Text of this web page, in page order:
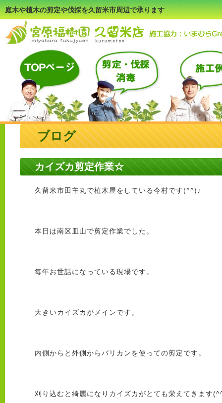
庭木や植木の剪定や伐採を久留米市周辺で承ります
ブログ
カイズカ剪定作業☆
久留米市田主丸で植木屋をしている今村です(^^)♪
本日は南区皿山で剪定作業でした。
毎年お世話になっている現場です。
大きいカイズカがメインです。
内側からと外側からバリカンを使っての剪定です。
刈り込むと綺麗になりカイズカがとても栄えてきます